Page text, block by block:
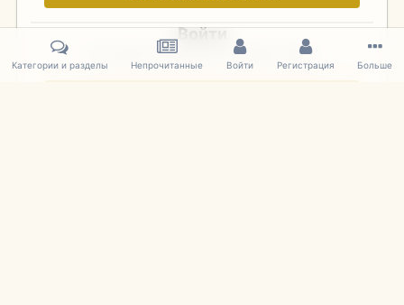
Войти
Уже зарегистрированы? Войдите здесь.
Категории и разделы Непрочитанные Войти Регистрация Больше